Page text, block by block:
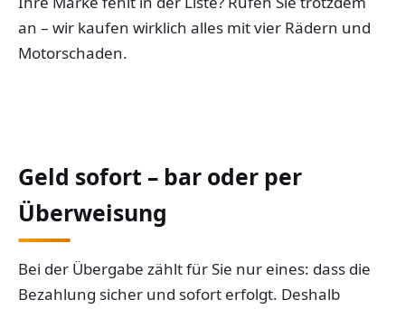
an – wir kaufen wirklich alles mit vier Rädern und
Motorschaden.
Geld sofort – bar oder per
Überweisung
Bei der Übergabe zählt für Sie nur eines: dass die
Bezahlung sicher und sofort erfolgt. Deshalb